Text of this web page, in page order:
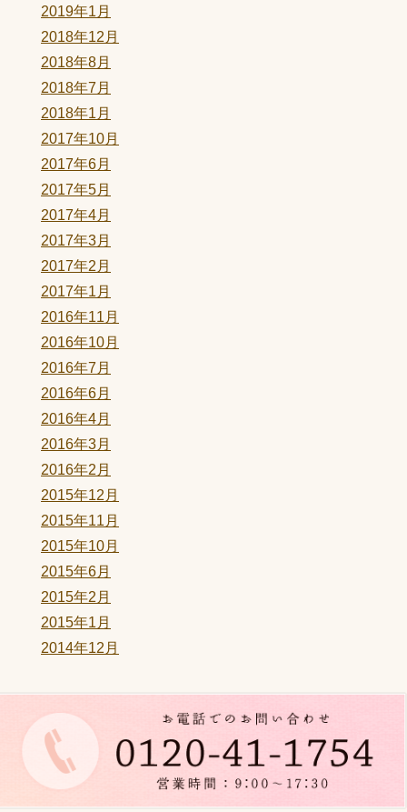
2019年1月
2018年12月
2018年8月
2018年7月
2018年1月
2017年10月
2017年6月
2017年5月
2017年4月
2017年3月
2017年2月
2017年1月
2016年11月
2016年10月
2016年7月
2016年6月
2016年4月
2016年3月
2016年2月
2015年12月
2015年11月
2015年10月
2015年6月
2015年2月
2015年1月
2014年12月